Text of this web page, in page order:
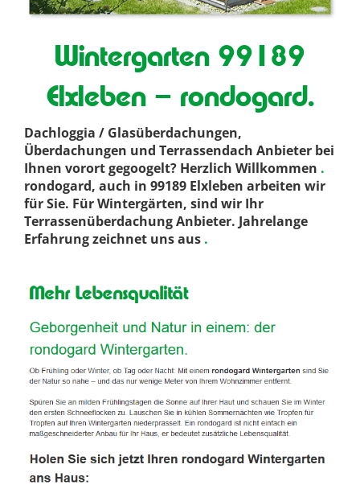
Wintergarten 99189
Elxleben – rondogard.
Dachloggia / Glasüberdachungen,
Überdachungen und Terrassendach Anbieter bei
Ihnen vorort gegoogelt? Herzlich Willkommen .
rondogard, auch in 99189 Elxleben arbeiten wir
für Sie. Für Wintergärten, sind wir Ihr
Terrassenüberdachung Anbieter. Jahrelange
Erfahrung zeichnet uns aus .